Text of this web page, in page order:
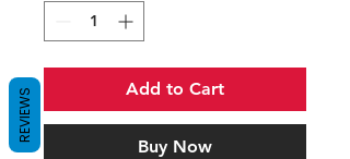
Add to Cart
Buy Now
REVIEWS